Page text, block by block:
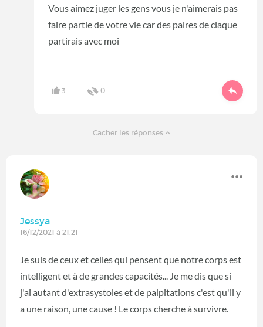
Vous aimez juger les gens vous je n'aimerais pas
faire partie de votre vie car des paires de claque
partirais avec moi
3 0
Cacher les réponses
Jessya
16/12/2021 à 21:21
Je suis de ceux et celles qui pensent que notre corps est
intelligent et à de grandes capacités... Je me dis que si
j'ai autant d'extrasystoles et de palpitations c'est qu'il y
a une raison, une cause ! Le corps cherche à survivre.